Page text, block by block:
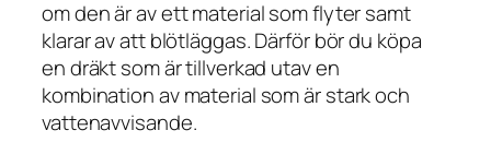
om den är av ett material som flyter samt
klarar av att blötläggas. Därför bör du köpa
en dräkt som är tillverkad utav en
kombination av material som är stark och
vattenavvisande.